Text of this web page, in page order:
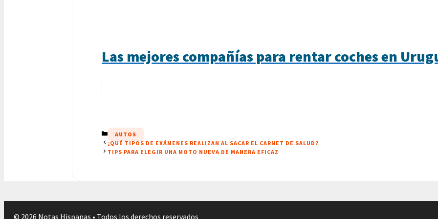
Las mejores compañías para rentar coches en
CATEGORÍAS
AUTOS
¿QUÉ TIPOS DE EXÁMENES REALIZAN AL SACAR EL CARNET DE SALUD?
TIPS PARA ELEGIR UNA MOTO NUEVA DE MANERA EFICAZ
© 2026 Notas Hispanas • Todos los derechos reservados